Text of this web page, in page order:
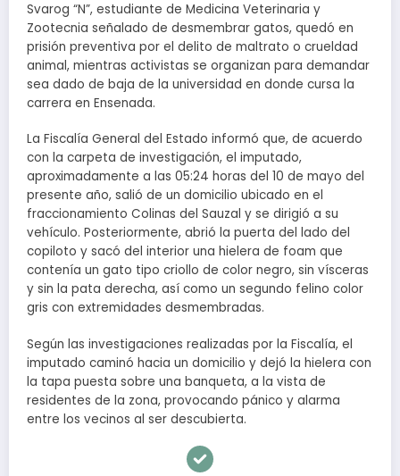
Svarog “N”, estudiante de Medicina Veterinaria y
Zootecnia señalado de desmembrar gatos, quedó en
prisión preventiva por el delito de maltrato o crueldad
animal, mientras activistas se organizan para demandar
sea dado de baja de la universidad en donde cursa la
carrera en Ensenada.
La Fiscalía General del Estado informó que, de acuerdo
con la carpeta de investigación, el imputado,
aproximadamente a las 05:24 horas del 10 de mayo del
presente año, salió de un domicilio ubicado en el
fraccionamiento Colinas del Sauzal y se dirigió a su
vehículo. Posteriormente, abrió la puerta del lado del
copiloto y sacó del interior una hielera de foam que
contenía un gato tipo criollo de color negro, sin vísceras
y sin la pata derecha, así como un segundo felino color
gris con extremidades desmembradas.
Según las investigaciones realizadas por la Fiscalía, el
imputado caminó hacia un domicilio y dejó la hielera con
la tapa puesta sobre una banqueta, a la vista de
residentes de la zona, provocando pánico y alarma
entre los vecinos al ser descubierta.